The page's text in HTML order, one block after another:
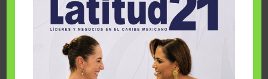
Cuando la solidaridad inspira; cumplen
sueños Fairmont Mayakoba y Make-A-Wish